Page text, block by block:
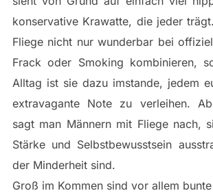
konservative Krawatte, die jeder
Fliege nicht nur wunderbar bei
Frack oder Smoking kombinieren,
Alltag ist sie dazu imstande, jedem
extravagante Note zu verleihen.
sagt man Männern mit Fliege nach,
Stärke und Selbstbewusstsein
der Minderheit sind.
Groß im Kommen sind vor allem